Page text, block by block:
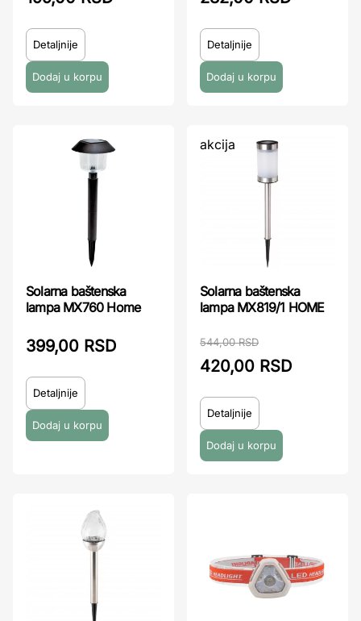
Detaljnije Detaljnije
Solarna baštenska
lampa MX760 Home
399,00 RSD
Detaljnije
akcija
Solarna baštenska
lampa MX819/1 HOME
544,00 RSD
420,00 RSD
Detaljnije